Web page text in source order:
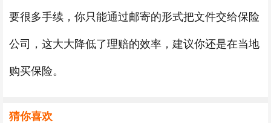
要很多手续，你只能通过邮寄的形式把文件交给保险
公司，这大大降低了理赔的效率，建议你还是在当地
购买保险。
猜你喜欢